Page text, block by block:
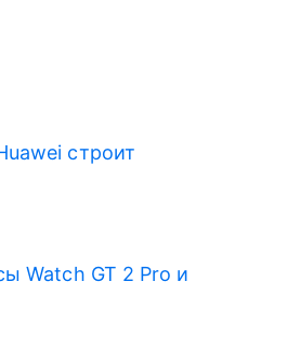
строит
Watch GT 2 Pro и